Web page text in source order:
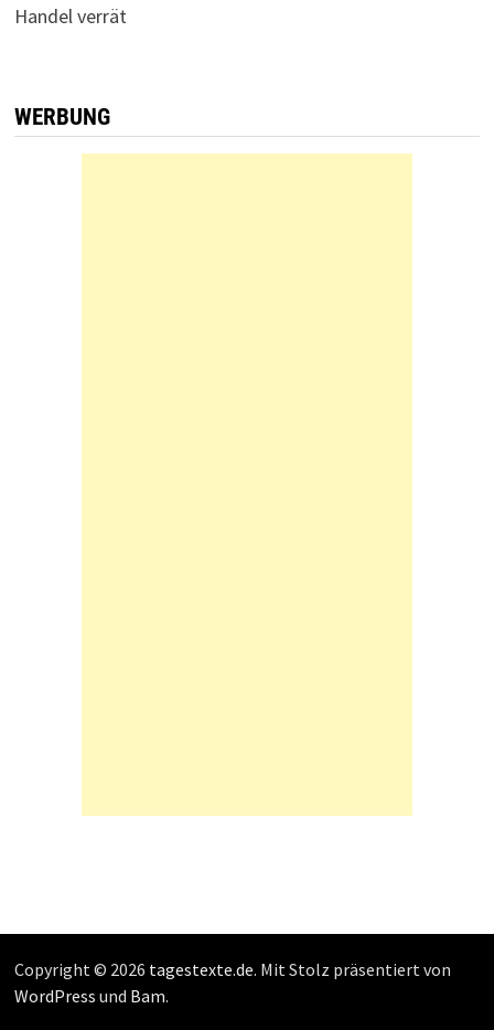
Handel verrät
WERBUNG
Copyright © 2026 tagestexte.de. Mit Stolz präsentiert von
WordPress und Bam.